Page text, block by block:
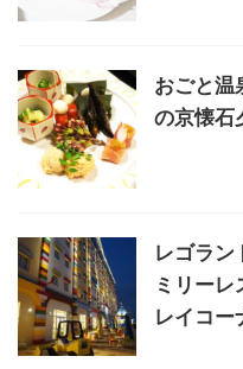
おごと
の京懐石
レゴラン
ミリー
レイコー